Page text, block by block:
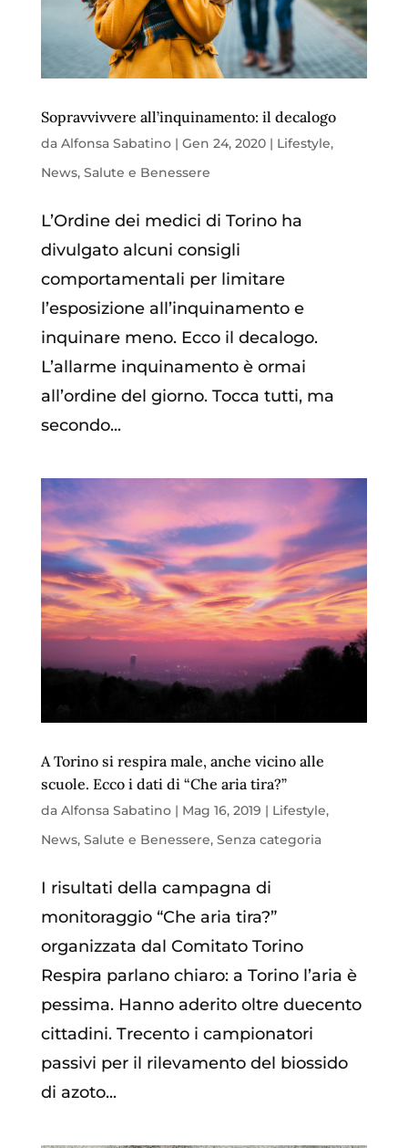
Sopravvivvere all’inquinamento: il decalogo
da Alfonsa Sabatino| Gen 24, 2020| Lifestyle,
News, Salute e Benessere
L’Ordine dei medici di Torino ha
divulgato alcuni consigli
comportamentali per limitare
l’esposizione all’inquinamento e
inquinare meno. Ecco il decalogo.
L’allarme inquinamento è ormai
all’ordine del giorno. Tocca tutti, ma
secondo...
A Torino si respira male, anche vicino alle
scuole. Ecco i dati di “Che aria tira?”
da Alfonsa Sabatino| Mag 16, 2019 | Lifestyle,
News, Salute e Benessere, Senza categoria
I risultati della campagna di
monitoraggio “Che aria tira?”
organizzata dal Comitato Torino
Respira parlano chiaro: a Torino l’aria è
pessima. Hanno aderito oltre duecento
cittadini. Trecento i campionatori
passivi per il rilevamento del biossido
di azoto...